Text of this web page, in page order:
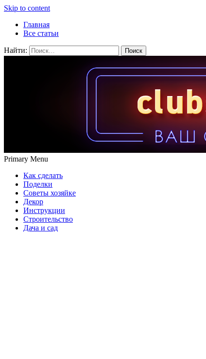
Skip to content
Главная
Все статьи
Найти:
Primary Menu
Как сделать
Поделки
Советы хозяйке
Декор
Инструкции
Строительство
Дача и сад